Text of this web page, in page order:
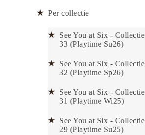
Per collectie
See You at Six - Collectie
33 (Playtime Su26)
See You at Six - Collectie
32 (Playtime Sp26)
See You at Six - Collectie
31 (Playtime Wi25)
See You at Six - Collectie
29 (Playtime Su25)